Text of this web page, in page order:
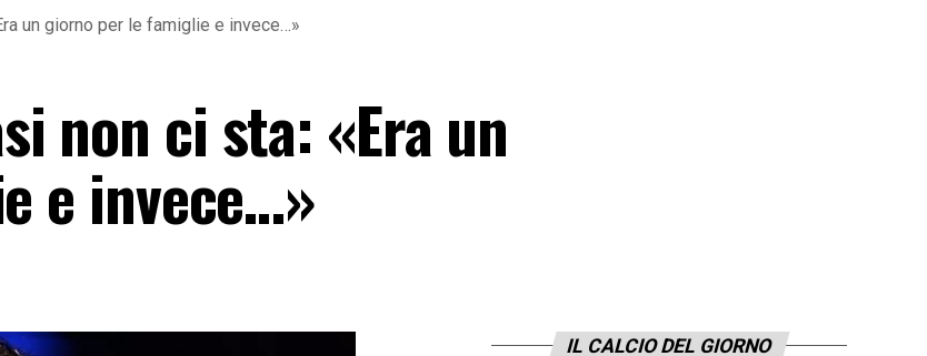
un giorno per le famiglie e invece…»
non ci sta: «Era un
e invece…»
IL CALCIO DEL GIORNO